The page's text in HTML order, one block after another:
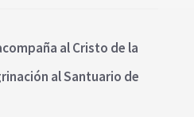
al Cristo de la
al Santuario de